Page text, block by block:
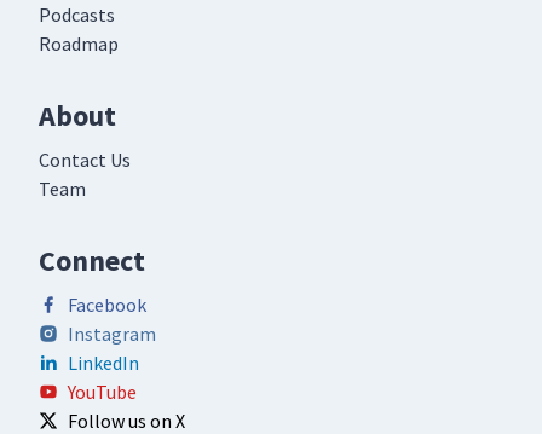
Podcasts
Roadmap
About
Contact Us
Team
Connect
Facebook
Instagram
LinkedIn
YouTube
Follow us on X